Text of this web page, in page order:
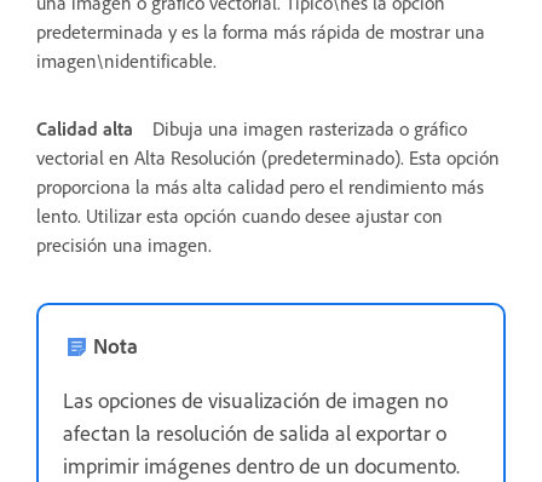
predeterminada y es la forma más rápida de mostrar una
imagen\nidentificable.
Calidad alta
Dibuja una imagen rasterizada o gráfico
vectorial en Alta Resolución (predeterminado). Esta opción
proporciona la más alta calidad pero el rendimiento más
lento. Utilizar esta opción cuando desee ajustar con
precisión una imagen.
Nota
Las opciones de visualización de imagen no
afectan la resolución de salida al exportar o
imprimir imágenes dentro de un documento.